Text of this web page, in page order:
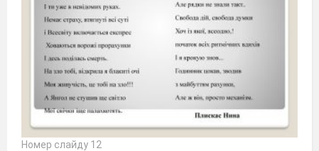
Номер слайду 12